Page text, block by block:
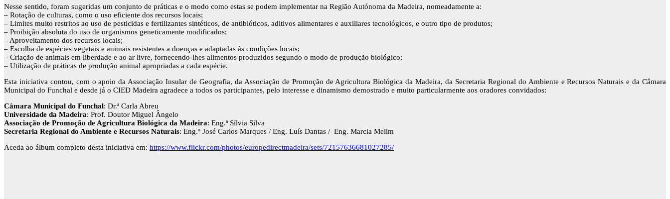
Nesse sentido, foram sugeridas um conjunto de práticas e o modo como estas se podem implementar na Região Autónoma da Madeira, nomeadamente a:
– Rotação de culturas, como o uso eficiente dos recursos locais;
– Limites muito restritos ao uso de pesticidas e fertilizantes sintéticos, de antibióticos, aditivos alimentares e auxiliares tecnológicos, e outro tipo de produtos;
– Proibição absoluta do uso de organismos geneticamente modificados;
– Aproveitamento dos recursos locais;
– Escolha de espécies vegetais e animais resistentes a doenças e adaptadas às condições locais;
– Criação de animais em liberdade e ao ar livre, fornecendo-lhes alimentos produzidos segundo o modo de produção biológico;
– Utilização de práticas de produção animal apropriadas a cada espécie.
Esta iniciativa contou, com o apoio da Associação Insular de Geografia, da Associação de Promoção de Agricultura Biológica da Madeira, da Secretaria Regional do Ambiente e Recursos Naturais e da Câmara
Municipal do Funchal e desde já o CIED Madeira agradece a todos os participantes, pelo interesse e dinamismo demostrado e muito particularmente aos oradores convidados:
Câmara Municipal do Funchal: Dr.ª Carla Abreu
Universidade da Madeira: Prof. Doutor Miguel Ângelo
Associação de Promoção de Agricultura Biológica da Madeira: Eng.ª Sílvia Silva
Secretaria Regional do Ambiente e Recursos Naturais: Eng.º José Carlos Marques / Eng. Luís Dantas / Eng. Marcia Melim
Aceda ao álbum completo desta iniciativa em: https://www.flickr.com/photos/europedirectmadeira/sets/72157636681027285/